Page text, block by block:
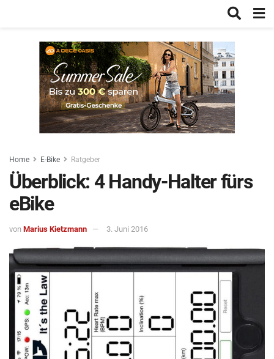
Home E-Bike Ratgeber
Überblick: 4 Handy-Halter fürs
eBike
von Marius Kietzmann 3. Juni 2016